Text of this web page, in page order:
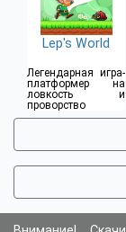
Lep's World
Легендарная игра-
платформер на
ловкость и
проворство